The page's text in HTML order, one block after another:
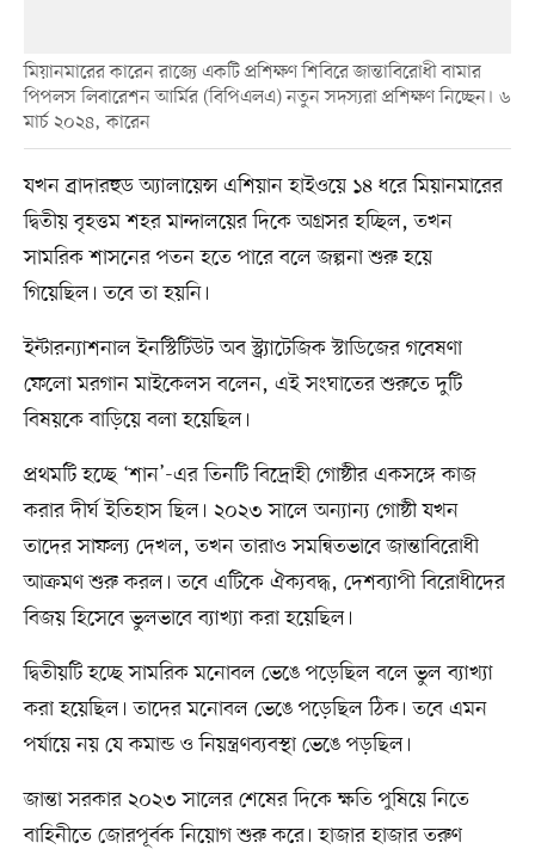
মিয়ানমারের কারেন রাজ্যে একটি প্রশিক্ষণ শিবিরে জান্তাবিরোধী বামার
পিপলস লিবারেশন আর্মির (বিপিএলএ) নতুন সদস্যরা প্রশিক্ষণ নিচ্ছেন। ৬
মার্চ ২০২৪, কারেন
যখন ব্রাদারহুড অ্যালায়েন্স এশিয়ান হাইওয়ে ১৪ ধরে মিয়ানমারের
দ্বিতীয় বৃহত্তম শহর মান্দালয়ের দিকে অগ্রসর হচ্ছিল, তখন
সামরিক শাসনের পতন হতে পারে বলে জল্পনা শুরু হয়ে
গিয়েছিল। তবে তা হয়নি।
ইন্টারন্যাশনাল ইনস্টিটিউট অব স্ট্র্যাটেজিক স্টাডিজের গবেষণা
ফেলো মরগান মাইকেলস বলেন, এই সংঘাতের শুরুতে দুটি
বিষয়কে বাড়িয়ে বলা হয়েছিল।
প্রথমটি হচ্ছে ‘শান’-এর তিনটি বিদ্রোহী গোষ্ঠীর একসঙ্গে কাজ
করার দীর্ঘ ইতিহাস ছিল। ২০২৩ সালে অন্যান্য গোষ্ঠী যখন
তাদের সাফল্য দেখল, তখন তারাও সমন্বিতভাবে জান্তাবিরোধী
আক্রমণ শুরু করল। তবে এটিকে ঐক্যবদ্ধ, দেশব্যাপী বিরোধীদের
বিজয় হিসেবে ভুলভাবে ব্যাখ্যা করা হয়েছিল।
দ্বিতীয়টি হচ্ছে সামরিক মনোবল ভেঙে পড়েছিল বলে ভুল ব্যাখ্যা
করা হয়েছিল। তাদের মনোবল ভেঙে পড়েছিল ঠিক। তবে এমন
পর্যায়ে নয় যে কমান্ড ও নিয়ন্ত্রণব্যবস্থা ভেঙে পড়ছিল।
জান্তা সরকার ২০২৩ সালের শেষের দিকে ক্ষতি পুষিয়ে নিতে
বাহিনীতে জোরপূর্বক নিয়োগ শুরু করে। হাজার হাজার তরুণ